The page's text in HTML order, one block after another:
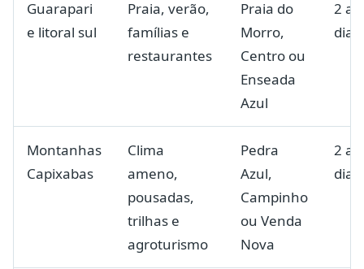
Guarapari
e litoral sul
Praia, verão,
famílias e
restaurantes
Praia do
Morro,
Centro ou
Enseada
Azul
2 a 4
dias
Montanhas
Capixabas
Clima
ameno,
pousadas,
trilhas e
agroturismo
Pedra
Azul,
Campinho
ou Venda
Nova
2 a 3
dias